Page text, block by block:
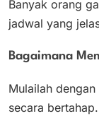
Banyak orang
jadwal yang
Bagaimana
Mulailah
secara bertahap.